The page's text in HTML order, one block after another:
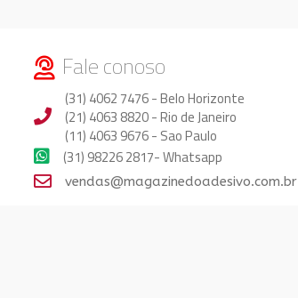
Duvidas
Fale conoso
(31) 4062 7476 - Belo Horizonte
(21) 4063 8820 - Rio de Janeiro
(11) 4063 9676 - Sao Paulo
(31) 98226 2817- Whatsapp
vendas@magazinedoadesivo.com.br